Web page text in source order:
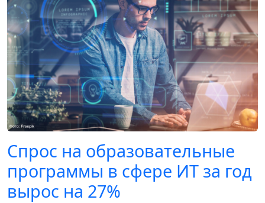
Спрос на образовательные
программы в сфере ИТ за год
вырос на 27%